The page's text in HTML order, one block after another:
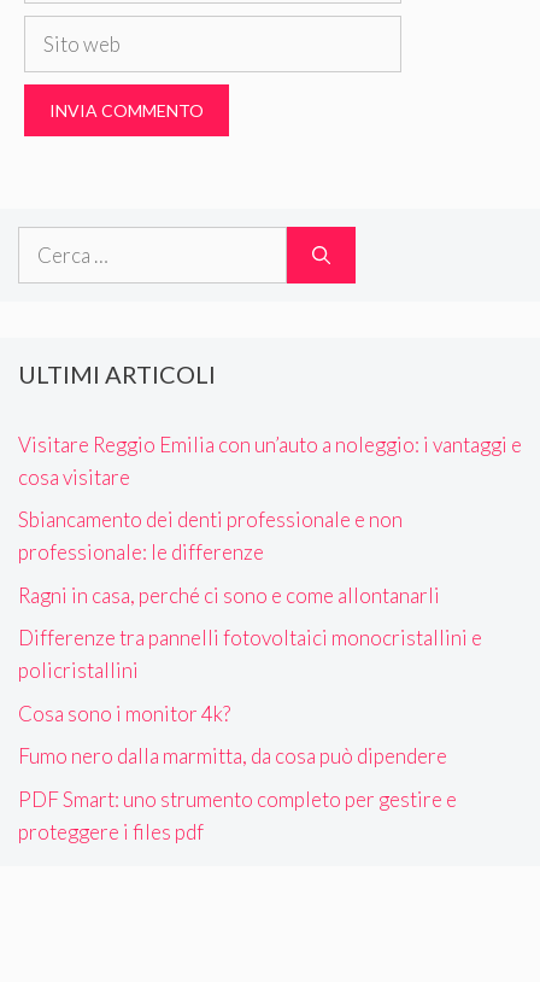
Sito
Ricerca
ULTIMI ARTICOLI
Visitare Reggio Emilia con un’auto a noleggio: i vantaggi e
cosa visitare
Sbiancamento dei denti professionale e non
professionale: le differenze
Ragni in casa, perché ci sono e come allontanarli
Differenze tra pannelli fotovoltaici monocristallini e
policristallini
Cosa sono i monitor 4k?
Fumo nero dalla marmitta, da cosa può dipendere
PDF Smart: uno strumento completo per gestire e
proteggere i files pdf